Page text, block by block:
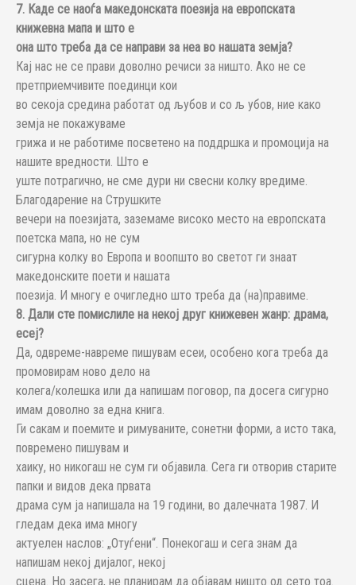
7. Каде се наоѓа македонската поезија на европската
книжевна мапа и што е
она што треба да се направи за неа во нашата земја?
Кај нас не се прави доволно речиси за ништо. Ако не се
претприемчивите поединци кои
во секоја средина работат од љубов и со љ убов, ние како
земја не покажуваме
грижа и не работиме посветено на поддршка и промоција на
нашите вредности. Што е
уште потрагично, не сме дури ни свесни колку вредиме.
Благодарение на Струшките
вечери на поезијата, заземаме високо место на европската
поетска мапа, но не сум
сигурна колку во Европа и воопшто во светот ги знаат
македонските поети и нашата
поезија. И многу е очигледно што треба да (на)правиме.
8. Дали сте помислиле на некој друг книжевен жанр: драма,
есеј?
Да, одвреме-навреме пишувам есеи, особено кога треба да
промовирам ново дело на
колега/колешка или да напишам поговор, па досега сигурно
имам доволно за една книга.
Ги сакам и поемите и римуваните, сонетни форми, а исто така,
повремено пишувам и
хаику, но никогаш не сум ги објавила. Сега ги отворив старите
папки и видов дека првата
драма сум ја напишала на 19 години, во далечната 1987. И
гледам дека има многу
актуелен наслов: „Отуѓени“. Понекогаш и сега знам да
напишам некој дијалог, некој
сцена. Но засега, не планирам да објавам ништо од сето тоа.